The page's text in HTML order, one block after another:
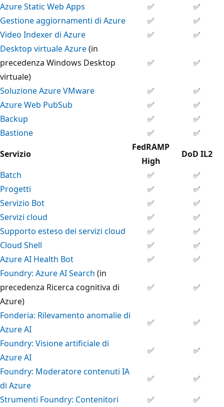
Azure Static Web Apps
✅
✅
Gestione aggiornamenti di Azure
✅
✅
Video Indexer di Azure
✅
✅
Desktop virtuale Azure(in
precedenza Windows Desktop
virtuale)
✅ ✅
Soluzione Azure VMware ✅
✅
Azure Web PubSub
✅
✅
Backup
✅
✅
Bastione
✅
✅
Servizio
FedRAMP
High
DoD IL2
Batch
✅
✅
Progetti
✅
✅
Servizio Bot
✅
✅
Servizi cloud
✅
✅
Supporto esteso dei servizi cloud
✅
✅
Cloud Shell
✅
✅
Azure AI Health Bot
✅
✅
Foundry: Azure AI Search (in
precedenza Ricerca cognitiva di
Azure)
✅ ✅
Fonderia: Rilevamento anomalie di
Azure AI
✅
✅
Foundry: Visione artificiale di
Azure AI
✅
✅
Foundry: Moderatore contenuti IA
di Azure
✅
✅
Strumenti Foundry: Contenitori
✅
✅